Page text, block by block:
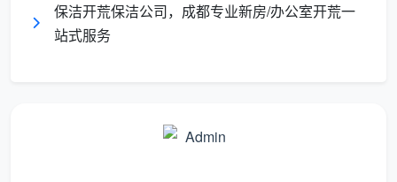
顽固胶漆；日常保洁面对的是生活灰尘、油污。
：专业开荒人员需要掌握不同材质
（大理石、实木、烤漆玻璃）的除污技巧，避免腐蚀
保洁开荒保洁公司，成都专业新房/办公室开荒一
站式服务